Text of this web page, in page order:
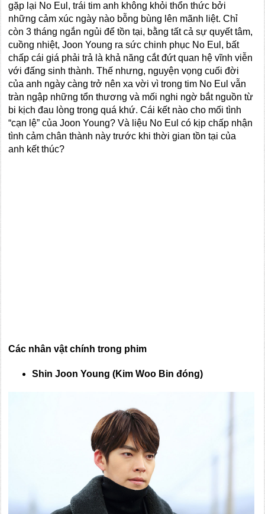
gặp lại No Eul, trái tim anh không khỏi thổn thức bởi
những cảm xúc ngày nào bỗng bùng lên mãnh liệt. Chỉ
còn 3 tháng ngắn ngủi để tồn tại, bằng tất cả sự quyết tâm,
cuồng nhiệt, Joon Young ra sức chinh phục No Eul, bất
chấp cái giá phải trả là khả năng cắt đứt quan hệ vĩnh viễn
với đấng sinh thành. Thế nhưng, nguyện vọng cuối đời
của anh ngày càng trở nên xa vời vì trong tim No Eul vẫn
tràn ngập những tổn thương và mối nghi ngờ bắt nguồn từ
bi kịch đau lòng trong quá khứ. Cái kết nào cho mối tình
“cạn lệ” của Joon Young? Và liệu No Eul có kịp chấp nhận
tình cảm chân thành này trước khi thời gian tồn tại của
anh kết thúc?
Các nhân vật chính trong phim
Shin Joon Young (Kim Woo Bin đóng)